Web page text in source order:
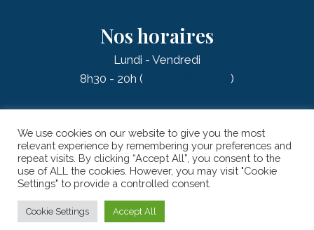
Nos horaires
Lundi - Vendredi
8h30 - 20h (
)
© 2026 PAUMIER Charles - AVOCAT |Mentions légales| Réalisation
:Onigiri Studio
We use cookies on our website to give you the most
relevant experience by remembering your preferences and
repeat visits. By clicking “Accept All”, you consent to the
use of ALL the cookies. However, you may visit "Cookie
Settings" to provide a controlled consent.
Cookie Settings Accept All